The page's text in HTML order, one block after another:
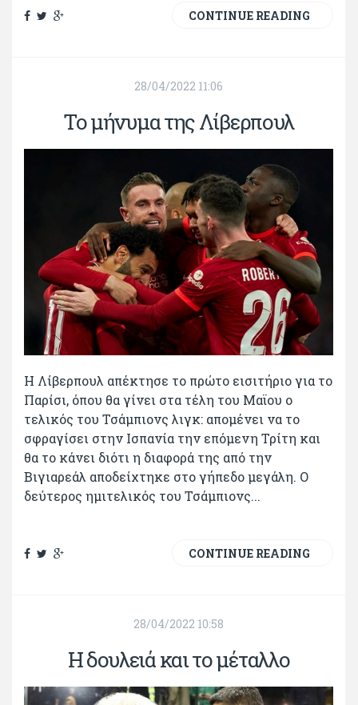
CONTINUE READING
28/04/2022 11:06
Το μήνυμα της Λίβερπουλ
Η Λίβερπουλ απέκτησε το πρώτο εισιτήριο για το
Παρίσι, όπου θα γίνει στα τέλη του Μαϊου ο
τελικός του Τσάμπιονς λιγκ: απομένει να το
σφραγίσει στην Ισπανία την επόμενη Τρίτη και
θα το κάνει διότι η διαφορά της από την
Βιγιαρεάλ αποδείχτηκε στο γήπεδο μεγάλη. Ο
δεύτερος ημιτελικός του Τσάμπιονς...
CONTINUE READING
28/04/2022 10:58
Η δουλειά και το μέταλλο